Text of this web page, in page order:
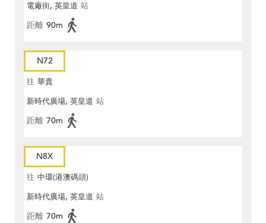
電廠街, 英皇道 站
距離 90m
N72
往 華貴
新時代廣場, 英皇道 站
距離 70m
N8X
往 中環(港澳碼頭)
新時代廣場, 英皇道 站
距離 70m